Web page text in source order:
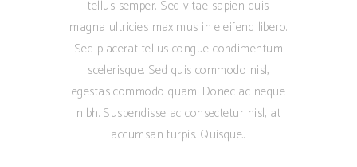
tellus semper. Sed vitae sapien quis
magna ultricies maximus in eleifend libero.
Sed placerat tellus congue condimentum
scelerisque. Sed quis commodo nisl,
egestas commodo quam. Donec ac neque
nibh. Suspendisse ac consectetur nisl, at
accumsan turpis. Quisque